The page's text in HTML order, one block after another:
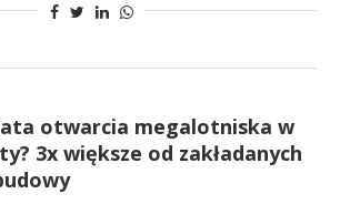
otwarcia megalotniska w
3x większe od zakładanych